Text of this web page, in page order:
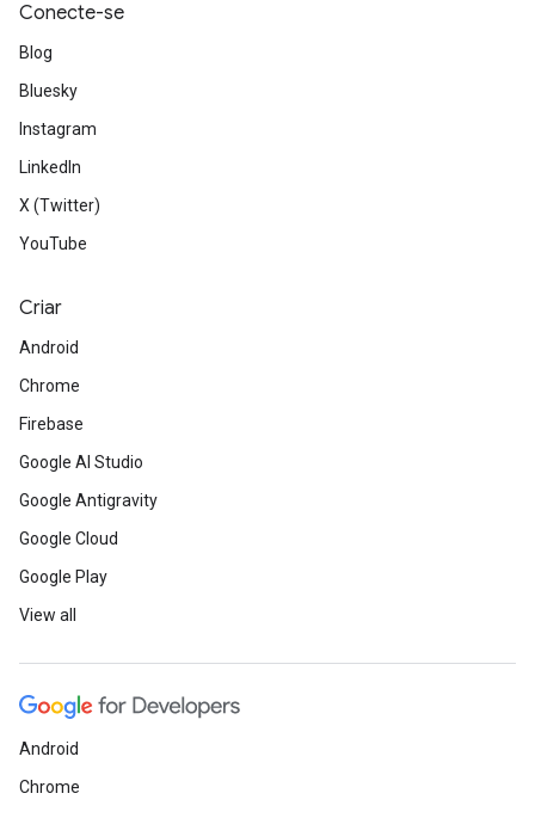
Conecte-se
Blog
Bluesky
Instagram
LinkedIn
X (Twitter)
YouTube
Criar
Android
Chrome
Firebase
Google AI Studio
Google Antigravity
Google Cloud
Google Play
View all
Android
Chrome